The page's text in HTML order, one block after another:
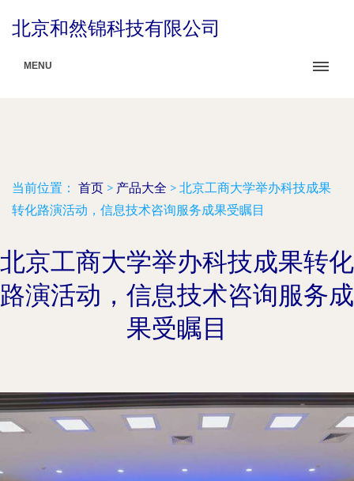
北京和然锦科技有限公司
MENU
当前位置： 首页 > 产品大全 > 北京工商大学举办科技成果
转化路演活动，信息技术咨询服务成果受瞩目
北京工商大学举办科技成果转化
路演活动，信息技术咨询服务成
果受瞩目